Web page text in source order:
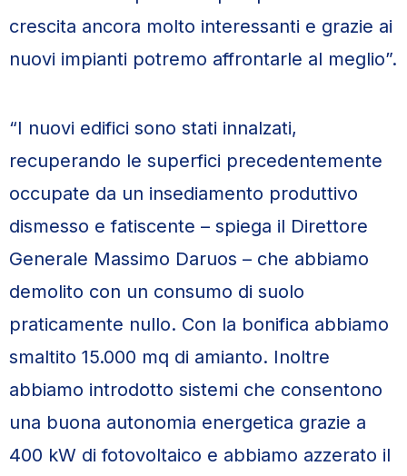
crescita ancora molto interessanti e grazie ai
nuovi impianti potremo affrontarle al meglio”.
“I nuovi edifici sono stati innalzati,
recuperando le superfici precedentemente
occupate da un insediamento produttivo
dismesso e fatiscente – spiega il Direttore
Generale Massimo Daruos – che abbiamo
demolito con un consumo di suolo
praticamente nullo. Con la bonifica abbiamo
smaltito 15.000 mq di amianto. Inoltre
abbiamo introdotto sistemi che consentono
una buona autonomia energetica grazie a
400 kW di fotovoltaico e abbiamo azzerato il